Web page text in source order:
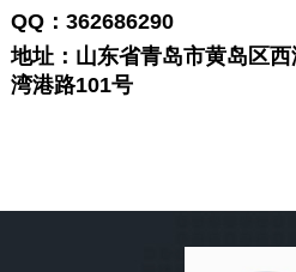
QQ：362686290
地址：山东省青岛市黄岛区
湾港路101号